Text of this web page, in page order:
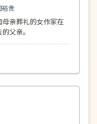
裕贵
亲葬礼的女作家在
父亲。
131分钟